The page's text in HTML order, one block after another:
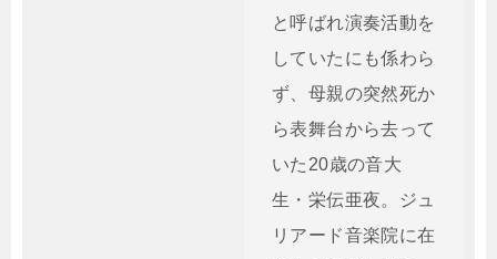
と呼ばれ演奏活動を
していたにも係わら
ず、母親の突然死か
ら表舞台から去って
いた20歳の音大
生・栄伝亜夜。ジュ
リアード音楽院に在